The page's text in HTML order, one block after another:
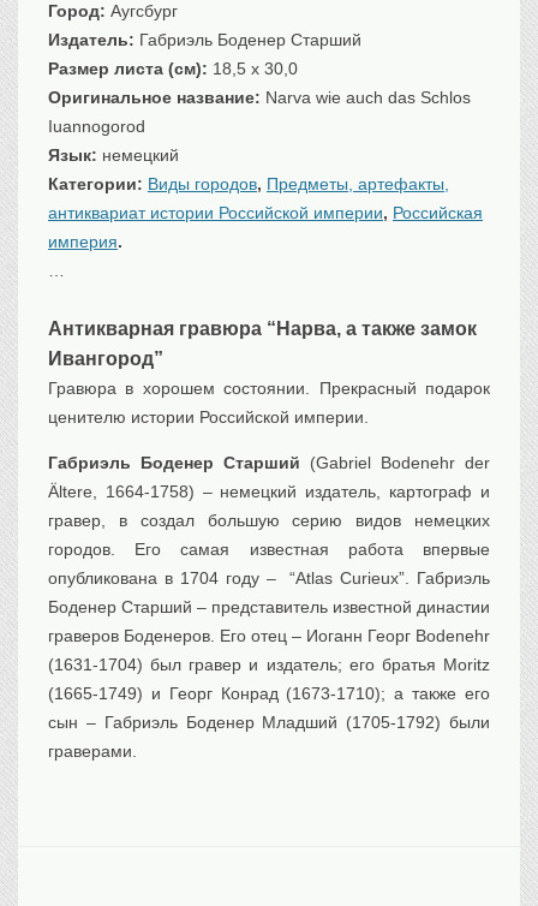
Охота. Флора. Фауна
Фауна
Флора
Охота
Рыбы, рыбалка
Техника, транспорт, архитектура
Флот, кораблестроение
Связь
Букинистика
Медицина
Оружие, военная атрибутика
Выставочные экспонаты XVI-XIXв.
Досуг
Разное
Город: Аугсбург
Издатель: Габриэль Боденер Старший
Размер листа (см): 18,5 x 30,0
Оригинальное название: Narva wie auch das Schlos
Iuannogorod
Язык: немецкий
Категории: Виды городов, Предметы, артефакты,
антиквариат истории Российской империи, Российская
империя.
Антикварная гравюра “Нарва, а также замок
Ивангород”
Гравюра в хорошем состоянии. Прекрасный подарок
ценителю истории Российской империи.
Габриэль Боденер Старший (Gabriel Bodenehr der
Ältere, 1664-1758) – немецкий издатель, картограф и
гравер, в создал большую серию видов немецких
городов. Его самая известная работа впервые
опубликована в 1704 году – “Atlas Curieux”. Габриэль
Боденер Старший – представитель известной династии
граверов Боденеров. Его отец – Иоганн Георг Bodenehr
(1631-1704) был гравер и издатель; его братья Moritz
(1665-1749) и Георг Конрад (1673-1710); а также его
сын – Габриэль Боденер Младший (1705-1792) были
граверами.